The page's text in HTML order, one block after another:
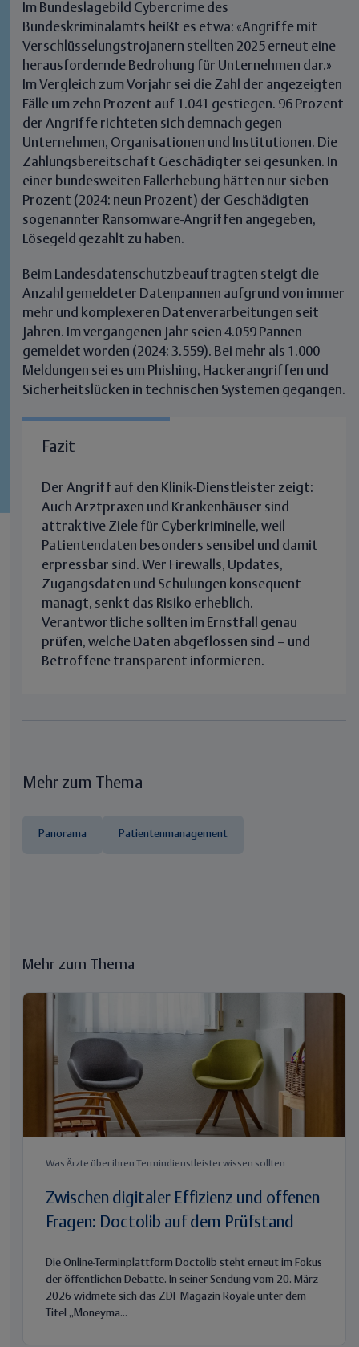
Im Bundeslagebild Cybercrime des
Bundeskriminalamts heißt es etwa: «Angriffe mit
Verschlüsselungstrojanern stellten 2025 erneut eine
herausfordernde Bedrohung für Unternehmen dar.»
Im Vergleich zum Vorjahr sei die Zahl der angezeigten
Fälle um zehn Prozent auf 1.041 gestiegen. 96 Prozent
der Angriffe richteten sich demnach gegen
Unternehmen, Organisationen und Institutionen. Die
Zahlungsbereitschaft Geschädigter sei gesunken. In
einer bundesweiten Fallerhebung hätten nur sieben
Prozent (2024: neun Prozent) der Geschädigten
sogenannter Ransomware-Angriffen angegeben,
Lösegeld gezahlt zu haben.
Beim Landesdatenschutzbeauftragten steigt die
Anzahl gemeldeter Datenpannen aufgrund von immer
mehr und komplexeren Datenverarbeitungen seit
Jahren. Im vergangenen Jahr seien 4.059 Pannen
gemeldet worden (2024: 3.559). Bei mehr als 1.000
Meldungen sei es um Phishing, Hackerangriffen und
Sicherheitslücken in technischen Systemen gegangen.
Fazit
Der Angriff auf den Klinik-Dienstleister zeigt:
Auch Arztpraxen und Krankenhäuser sind
attraktive Ziele für Cyberkriminelle, weil
Patientendaten besonders sensibel und damit
erpressbar sind. Wer Firewalls, Updates,
Zugangsdaten und Schulungen konsequent
managt, senkt das Risiko erheblich.
Verantwortliche sollten im Ernstfall genau
prüfen, welche Daten abgeflossen sind – und
Betroffene transparent informieren.
Mehr zum Thema
Panorama Patientenmanagement
Mehr zum Thema
Was Ärzte über ihren Termindienstleister wissen sollten
Zwischen digitaler Effizienz und offenen
Fragen: Doctolib auf dem Prüfstand
Die Online-Terminplattform Doctolib steht erneut im Fokus
der öffentlichen Debatte. In seiner Sendung vom 20. März
2026 widmete sich das ZDF Magazin Royale unter dem
Titel „Moneyma...